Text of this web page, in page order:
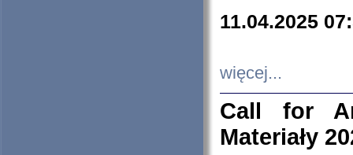
11.04.2025
więcej...
Call for
Materiały